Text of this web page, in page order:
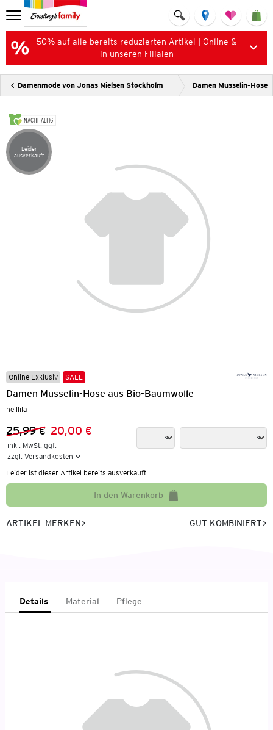
50% auf alle bereits reduzierten Artikel | Online &
in unseren Filialen
Damenmode von Jonas Nielsen Stockholm Damen Musselin-Hose
NACHHALTIG
Artikel leider ausverkauft
Leider
ausverkauft
Online Exklusiv SALE
Damen Musselin-Hose aus Bio-Baumwolle
helllila
Vorheriger Preis:
25,99 €
Neuer Preis:20,00 €
inkl. MwSt. ggf.
zzgl. Versandkosten
Leider ist dieser Artikel bereits ausverkauft
In den Warenkorb
ARTIKEL MERKEN GUT KOMBINIERT
Details Material Pflege